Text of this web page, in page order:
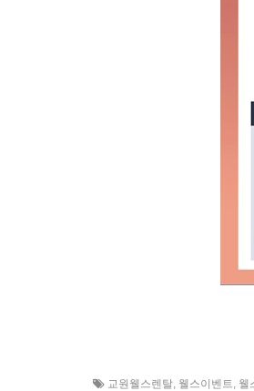
교원웰스렌탈, 웰스이벤트, 웰